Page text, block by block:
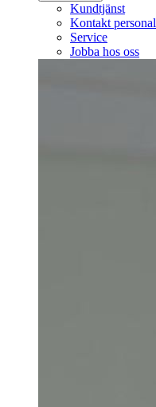
Kundtjänst
Kontakt personal
Service
Jobba hos oss